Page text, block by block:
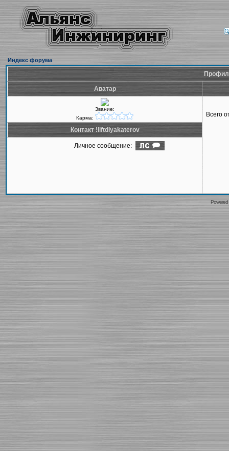
Индекс форума
Аватар
Звание:
Карма:
Всего
Контакт !liftdlyakaterov
Личное сообщение: